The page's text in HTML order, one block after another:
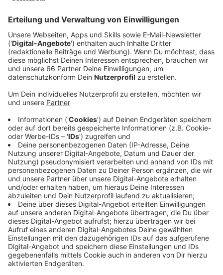
Anzeige
Angebote für Anfänger und Fortgeschrittene
Anzeige
Sowohl für komplette Anfänger als auch für
Fortgeschrittene gibt es besondere Ferienangebote:
Kinder können in verschiedenen Düsseldorfer Bädern
das Schwimmen entweder erlernen oder verbessern.
Die Kurse dauern jeweils zwei Wochen und täglich wird
eine Stunde geübt.
Anzeige
Kleine Gruppen und Abzeichen als Ziel
Anzeige